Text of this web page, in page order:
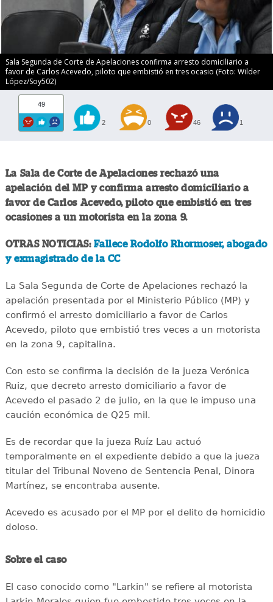
Sala Segunda de Corte de Apelaciones confirma arresto domiciliario a
favor de Carlos Acevedo, piloto que embistió en tres ocasio (Foto: Wilder
López/Soy502)
49
2 0 46 1
La Sala de Corte de Apelaciones rechazó una
apelación del MP y confirma arresto domiciliario a
favor de Carlos Acevedo, piloto que embistió en tres
ocasiones a un motorista en la zona 9.
OTRAS NOTICIAS: Fallece Rodolfo Rhormoser, abogado
y exmagistrado de la CC
La Sala Segunda de Corte de Apelaciones rechazó la
apelación presentada por el Ministerio Público (MP) y
confirmó el arresto domiciliario a favor de Carlos
Acevedo, piloto que embistió tres veces a un motorista
en la zona 9, capitalina.
Con esto se confirma la decisión de la jueza Verónica
Ruiz, que decreto arresto domiciliario a favor de
Acevedo el pasado 2 de julio, en la que le impuso una
caución económica de Q25 mil.
Es de recordar que la jueza Ruíz Lau actuó
temporalmente en el expediente debido a que la jueza
titular del Tribunal Noveno de Sentencia Penal, Dinora
Martínez, se encontraba ausente.
Acevedo es acusado por el MP por el delito de homicidio
doloso.
Sobre el caso
El caso conocido como "Larkin" se refiere al motorista